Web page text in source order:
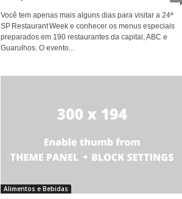
Você tem apenas mais alguns dias para visitar a 24ª
SP Restaurant Week e conhecer os menus especiais
preparados em 190 restaurantes da capital, ABC e
Guarulhos. O evento...
Alimentos e Bebidas